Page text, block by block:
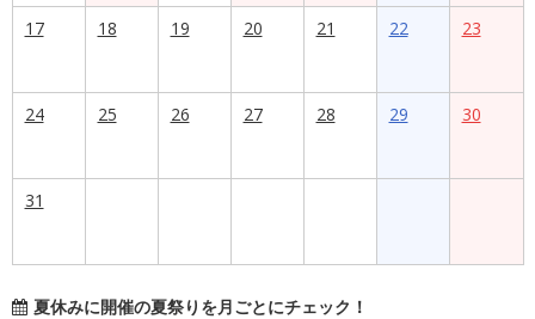
17
18 19 20 21 22 23
24 25 26 27 28 29 30
31
夏休みに開催の夏祭りを月ごとにチェック！